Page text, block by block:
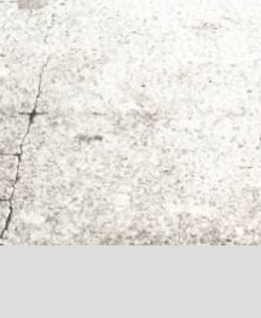
「最悪の空気のまま解散」
観る将棋、読む将
毅 #城彰二 #内田有紀